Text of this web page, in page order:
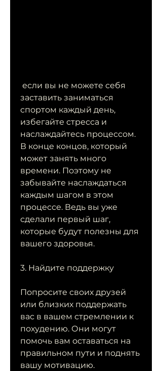
заставить заниматься
спортом каждый день,
избегайте стресса и
наслаждайтесь процессом.
В конце концов, который
может занять много
времени. Поэтому не
забывайте наслаждаться
каждым шагом в этом
процессе. Ведь вы уже
сделали первый шаг,
которые будут полезны для
вашего здоровья.
3. Найдите поддержку
Попросите своих друзей
или близких поддержать
вас в вашем стремлении к
похудению. Они могут
помочь вам оставаться на
правильном пути и поднять
вашу мотивацию.